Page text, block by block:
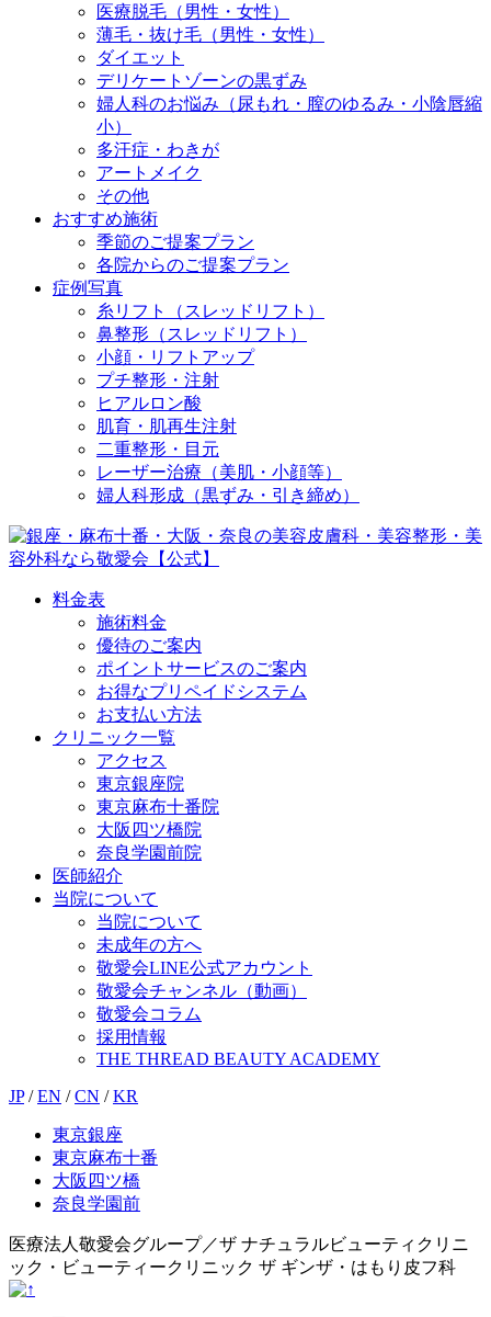
医療脱毛（男性・女性）
薄毛・抜け毛（男性・女性）
ダイエット
デリケートゾーンの黒ずみ
婦人科のお悩み（尿もれ・膣のゆるみ・小陰唇縮
小）
多汗症・わきが
アートメイク
その他
おすすめ施術
季節のご提案プラン
各院からのご提案プラン
症例写真
糸リフト（スレッドリフト）
鼻整形（スレッドリフト）
小顔・リフトアップ
プチ整形・注射
ヒアルロン酸
肌育・肌再生注射
二重整形・目元
レーザー治療（美肌・小顔等）
婦人科形成（黒ずみ・引き締め）
料金表
施術料金
優待のご案内
ポイントサービスのご案内
お得なプリペイドシステム
お支払い方法
クリニック一覧
アクセス
東京銀座院
東京麻布十番院
大阪四ツ橋院
奈良学園前院
医師紹介
当院について
当院について
未成年の方へ
敬愛会LINE公式アカウント
敬愛会チャンネル（動画）
敬愛会コラム
採用情報
THE THREAD BEAUTY ACADEMY
JP / EN / CN / KR
東京銀座
東京麻布十番
大阪四ツ橋
奈良学園前
医療法人敬愛会グループ／ザ ナチュラルビューティクリニ
ック・ビューティークリニック ザ ギンザ・はもり皮フ科